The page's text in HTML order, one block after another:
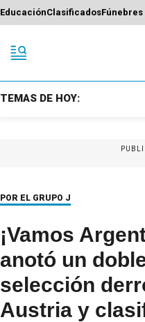
EducaciónClasificadosFúnebres
TEMAS DE HOY:
POR EL GRUPO J
¡Vamos
anotó un
selección
Austria y